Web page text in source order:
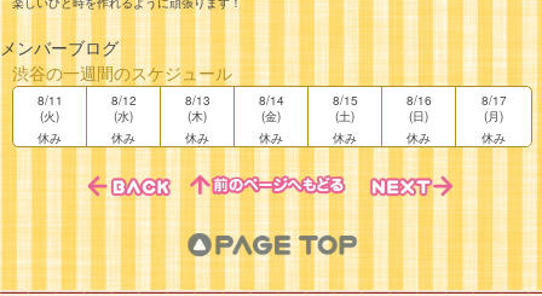
メンバーブログ
渋谷の一週間のスケジュール
8/11
(火)
休み
8/12
(水)
休み
8/13
(木)
休み
8/14
(金)
休み
8/15
(土)
休み
8/16
(日)
休み
8/17
(月)
休み